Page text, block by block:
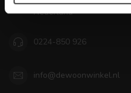
Nederland
0224-850 926
info@dewoonwinkel.nl